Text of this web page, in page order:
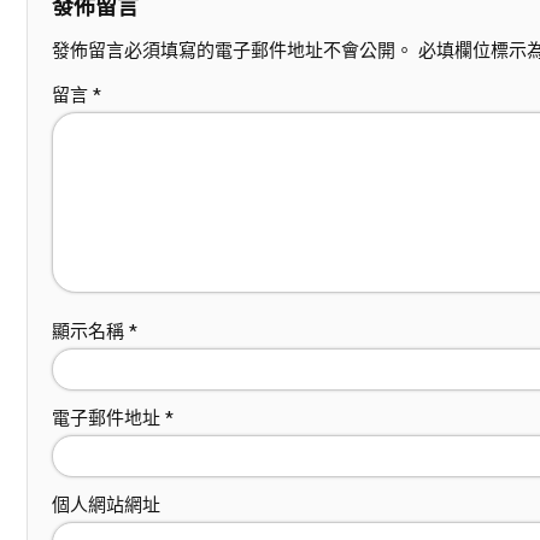
發佈留言
發佈留言必須填寫的電子郵件地址不會公開。 必填欄位標示
留言 *
顯示名稱 *
電子郵件地址 *
個人網站網址